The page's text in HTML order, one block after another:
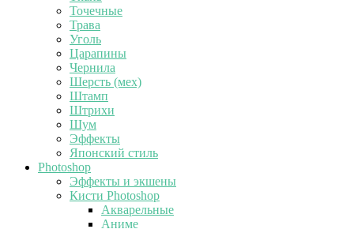
Точечные
Трава
Уголь
Царапины
Чернила
Шерсть (мех)
Штамп
Штрихи
Шум
Эффекты
Японский стиль
Photoshop
Эффекты и экшены
Кисти Photoshop
Акварельные
Аниме